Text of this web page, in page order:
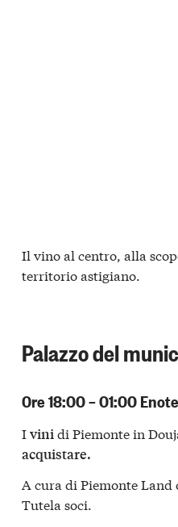
Il vino al centro, alla
territorio astigiano.
Palazzo del
Ore 18:00 – 01:00
Ivinidi Piemonte in
acquistare.
A cura di Piemonte Land
Tutela soci.